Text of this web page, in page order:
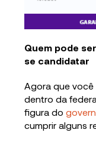
Quem pode
se candidatar
Agora que
dentro da
figura do
cumprir alguns